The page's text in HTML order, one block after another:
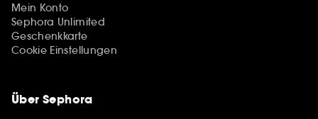
Mein Konto
Sephora Unlimited
Geschenkkarte
Cookie Einstellungen
Über Sephora